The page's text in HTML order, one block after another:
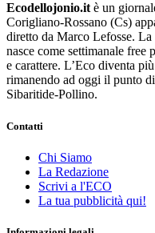
Ecodellojonio.it è un
Corigliano-Rossano (Cs)
diretto da Marco Lefosse. La
nasce come settimanale free
e carattere. L’Eco diventa
rimanendo ad oggi il punto
Sibaritide-Pollino.
Contatti
Chi Siamo
La Redazione
Scrivi a l'ECO
La tua pubblicità qui!